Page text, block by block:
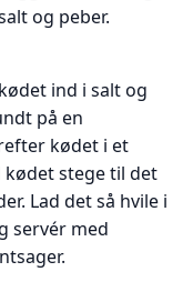
og peber.
ind i salt og
på en
kødet i et
stege til det
Lad det så hvile i
servér med